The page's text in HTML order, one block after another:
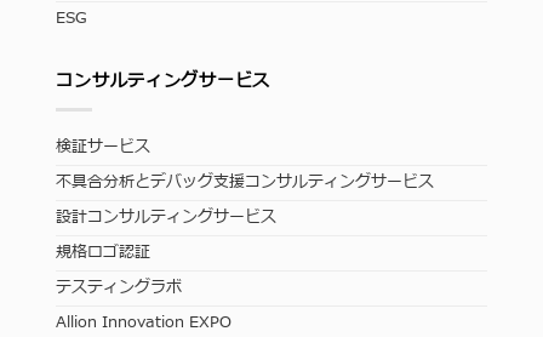
ESG
コンサルティングサービス
検証サービス
不具合分析とデバッグ支援コンサルティングサービス
設計コンサルティングサービス
規格ロゴ認証
テスティングラボ
Allion Innovation EXPO